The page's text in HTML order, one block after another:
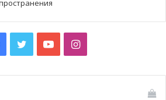
Facebook
TwitterYouTubeInstagram